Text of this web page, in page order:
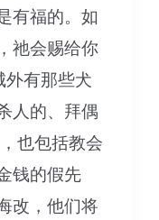
有福的。如
祂会赐给你
外有那些犬
人的、拜偶
也包括教会
钱的假先
改，他们将